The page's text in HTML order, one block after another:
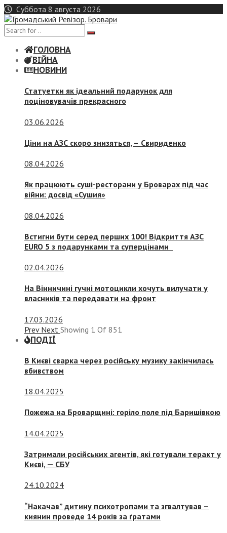
Skip
to
content
Суббота 8 августа 2026
ГОЛОВНА
ВІЙНА
НОВИНИ
Статуетки як ідеальний подарунок для
поціновувачів прекрасного
03.06.2026
Ціни на АЗС скоро знизяться, – Свириденко
08.04.2026
Як працюють суші-ресторани у Броварах під час
війни: досвід «Сушия»
08.04.2026
Встигни бути серед перших 100! Відкриття АЗС
EURO 5 з подарунками та суперцінами
02.04.2026
На Вінничині гучні мотоцикли хочуть вилучати у
власників та передавати на фронт
17.03.2026
Prev Next Showing 1 Of 851
ПОДІЇ
В Києві сварка через російську музику закінчилась
вбивством
18.04.2025
Пожежа на Броварщині: горіло поле під Баришівкою
14.04.2025
Затримали російських агентів, які готували теракт у
Києві, — СБУ
24.10.2024
“Накачав” дитину психотропами та згвалтував –
киянин проведе 14 років за ґратами